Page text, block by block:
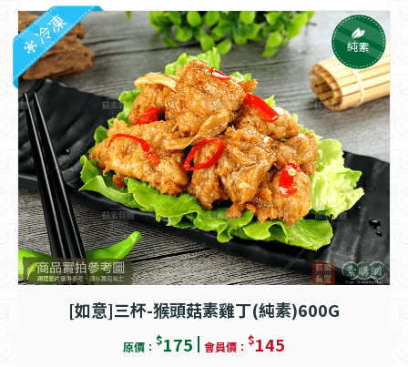
[如意]三杯-猴頭菇素雞丁(純素)600G
原價： $175 會員價： $145
冷凍 純素